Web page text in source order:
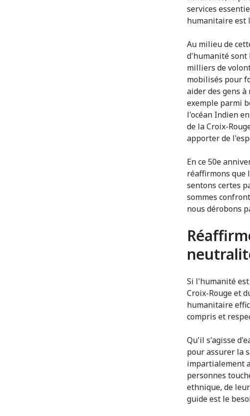
services
humanitaire est
Au milieu de
d'humanité sont
milliers de
mobilisés pour
aider des gens
exemple parmi
l'océan Indien
de la Croix-
apporter de
En ce 50e
réaffirmons que
sentons certes
sommes
nous dérobons
Si l'humanité
Croix-Rouge et
humanitaire
compris et
Qu'il s'agisse
pour assurer la
impartialement
personnes
ethnique, de
guide est le